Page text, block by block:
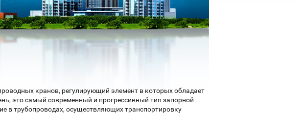
кранов, регулирующий элемент в которых обладает
это самый современный и прогрессивный тип запорной
в трубопроводах, осуществляющих транспортировку